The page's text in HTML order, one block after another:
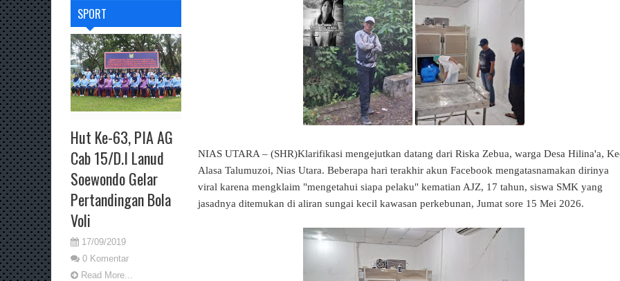
SPORT
Hut Ke-63, PIA AG
Cab 15/D.I Lanud
Soewondo Gelar
Pertandingan Bola
Voli
17/09/2019
0 Komentar
Read More...
NIAS UTARA – (SHR)Klarifikasi mengejutkan datang dari Riska Zebua, warga Desa Hilina'a,
Alasa Talumuzoi, Nias Utara. Beberapa hari terakhir akun Facebook mengatasnamakan dirinya
viral karena mengklaim "mengetahui siapa pelaku" kematian AJZ, 17 tahun, siswa SMK yang
jasadnya ditemukan di aliran sungai kecil kawasan perkebunan, Jumat sore 15 Mei 2026.